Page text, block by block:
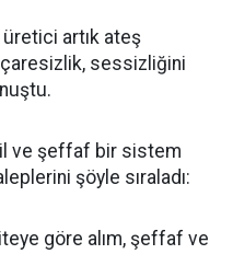
üretici artık ateş
çaresizlik, sessizliğini
ve şeffaf bir sistem
şöyle sıraladı:
göre alım, şeffaf ve